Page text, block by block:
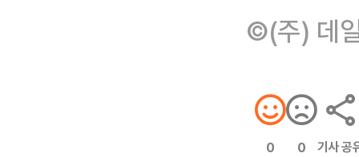
©(주) 데
0 0 기사 공